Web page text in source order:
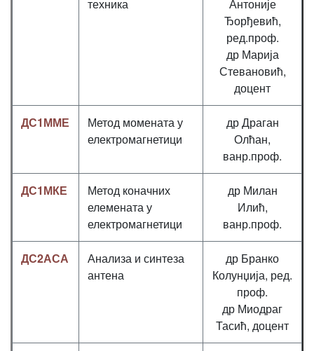
техника
Антоније
Ђорђевић,
ред.проф.
др Марија
Стевановић,
доцент
ДС1ММЕ
Метод момената у
електромагнетици
др Драган
Олћан,
ванр.проф.
ДС1МКЕ
Метод коначних
елемената у
електромагнетици
др Милан
Илић,
ванр.проф.
ДС2АСА
Анализа и синтеза
антена
др Бранко
Колунџија, ред.
проф.
др Миодраг
Тасић, доцент